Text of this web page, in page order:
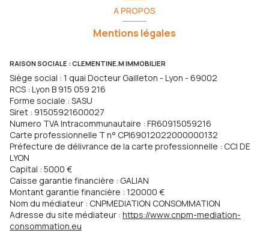
A PROPOS
Mentions légales
RAISON SOCIALE : CLEMENTINE.M IMMOBILIER
Siège social : 1 quai Docteur Gailleton - Lyon - 69002
RCS : Lyon B 915 059 216
Forme sociale : SASU
Siret : 91505921600027
Numero TVA Intracommunautaire : FR60915059216
Carte professionnelle T n° CPI69012022000000132
Préfecture de délivrance de la carte professionnelle : CCI DE
LYON
Capital : 5000 €
Caisse garantie financière : GALIAN
Montant garantie financière : 120000 €
Nom du médiateur : CNPMEDIATION CONSOMMATION
Adresse du site médiateur : https://www.cnpm-mediation-
consommation.eu